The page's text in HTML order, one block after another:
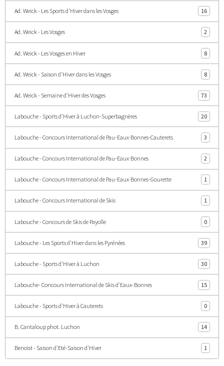
Ad. Weick - Les Sports d'Hiver dans les Vosges 16
Ad. Weick - Les Vosges 2
Ad. Weick - Les Vosges en Hiver 8
Ad. Weick - Saison d'Hiver dans les Vosges 8
Ad. Weick - Semaine d'Hiver des Vosges 73
Labouche - Sports d'Hiver à Luchon-Superbagnères 20
Labouche - Concours International de Pau-Eaux·Bonnes-Cauterets 3
Labouche - Concours International de Pau-Eaux·Bonnes 2
Labouche - Concours International de Pau-Eaux·Bonnes-Gourette 1
Labouche - Concours International de Skis 1
Labouche - Concours de Skis de Payolle 0
Labouche - Les Sports d'Hiver dans les Pyrénées 39
Labouche - Sports d'Hiver à Luchon 30
Labouche- Concours International de Skis d'Eaux-Bonnes 15
Labouche - Sports d'Hiver à Cauterets 0
B. Cantaloup phot. Luchon 14
Benoist - Saison d'Eté-Saison d'Hiver 1